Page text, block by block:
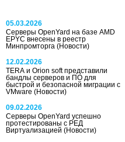
05.03.2026
Серверы OpenYard на базе AMD
EPYC внесены в реестр
Минпромторга (Новости)
12.02.2026
TERA и Orion soft представили
бандлы серверов и ПО для
быстрой и безопасной миграции с
VMware (Новости)
09.02.2026
Серверы OpenYard успешно
протестированы с РЕД
Виртуализацией (Новости)